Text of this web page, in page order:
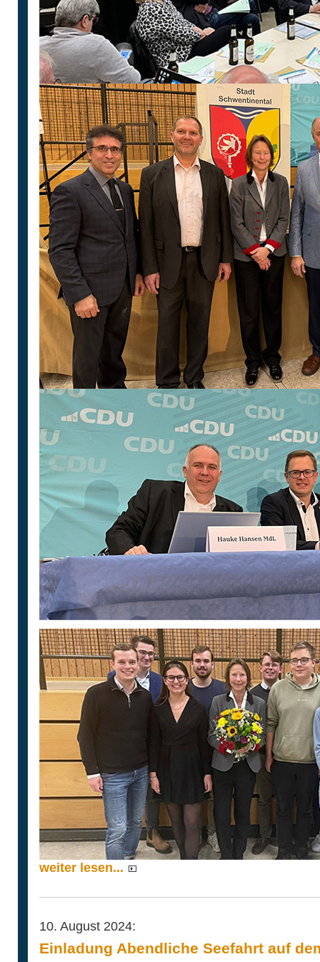
weiter lesen...
10. August 2024:
Einladung Abendliche Seefahrt auf